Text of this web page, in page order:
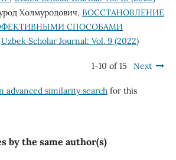
Холмуродович, ВОССТАНОВЛЕНИЕ
СПОСОБАМИ
Uzbek Scholar Journal: Vol. 9 (2022)
1-10 of 15 Next
advanced similarity searchfor this
by the same author(s)